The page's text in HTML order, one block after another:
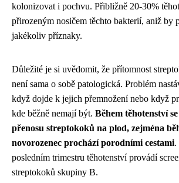
kolonizovat i pochvu. Přibližně 20-30%
přirozeným nosičem těchto bakterií, aniž by
jakékoliv příznaky.
Důležité je si uvědomit, že přítomnost
není sama o sobě patologická. Problém
když dojde k jejich přemnožení nebo když
kde běžně nemají být. Během těhotenství
přenosu streptokoků na plod, zejména
novorozenec prochází porodními cestami.
posledním trimestru těhotenství provádí
streptokoků skupiny B.